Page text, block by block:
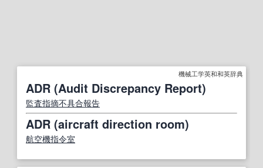
機械工学英和和英辞典
ADR (Audit Discrepancy Report)
監査指摘不具合報告
ADR (aircraft direction room)
航空機指令室